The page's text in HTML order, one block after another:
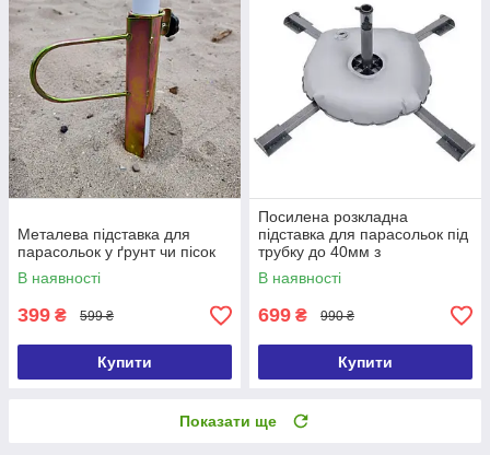
Металева підставка для
парасольок у ґрунт чи пісок
В наявності
399 ₴ 599 ₴
Купити
Посилена розкладна
підставка для парасольок під
трубку до 40мм з
обтяжувачем
В наявності
699 ₴ 990 ₴
Купити
Показати ще